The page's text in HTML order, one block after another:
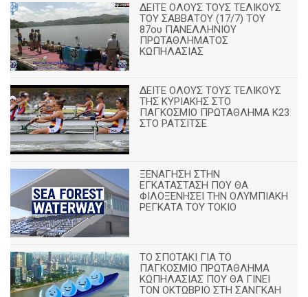
ΔΕΙΤΕ ΟΛΟΥΣ ΤΟΥΣ ΤΕΛΙΚΟΥΣ
ΤΟΥ ΣΑΒΒΑΤΟΥ (17/7) ΤΟΥ
87ου ΠΑΝΕΛΛΗΝΙΟΥ
ΠΡΩΤΑΘΛΗΜΑΤΟΣ
ΚΩΠΗΛΑΣΙΑΣ
ΔΕΙΤΕ ΟΛΟΥΣ ΤΟΥΣ ΤΕΛΙΚΟΥΣ
ΤΗΣ ΚΥΡΙΑΚΗΣ ΣΤΟ
ΠΑΓΚΟΣΜΙΟ ΠΡΩΤΑΘΛΗΜΑ Κ23
ΣΤΟ ΡΑΤΣΙΤΣΕ
ΞΕΝΑΓΗΣΗ ΣΤΗΝ
ΕΓΚΑΤΑΣΤΑΣΗ ΠΟΥ ΘΑ
ΦΙΛΟΞΕΝΗΣΕΙ ΤΗΝ ΟΛΥΜΠΙΑΚΗ
ΡΕΓΚΑΤΑ ΤΟΥ ΤΟΚΙΟ
ΤΟ ΣΠΟΤΑΚΙ ΓΙΑ ΤΟ
ΠΑΓΚΟΣΜΙΟ ΠΡΩΤΑΘΛΗΜΑ
ΚΩΠΗΛΑΣΙΑΣ ΠΟΥ ΘΑ ΓΙΝΕΙ
ΤΟΝ ΟΚΤΩΒΡΙΟ ΣΤΗ ΣΑΝΓΚΑΗ